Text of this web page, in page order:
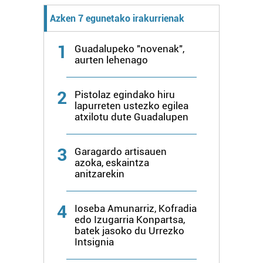
fitxategiak erabiltzen ditu. Zure esperientzia eta
zerbitzuak hobetzeko asmoz, cookie teknologiaz
erabiltzeko baimen esplizitua ematen diguzu.
Azken 7 egunetako irakurrienak
1
Guadalupeko "novenak",
aurten lehenago
2
Pistolaz egindako hiru
lapurreten ustezko egilea
atxilotu dute Guadalupen
3
Garagardo artisauen
azoka, eskaintza
anitzarekin
4
Ioseba Amunarriz, Kofradia
edo Izugarria Konpartsa,
batek jasoko du Urrezko
Intsignia